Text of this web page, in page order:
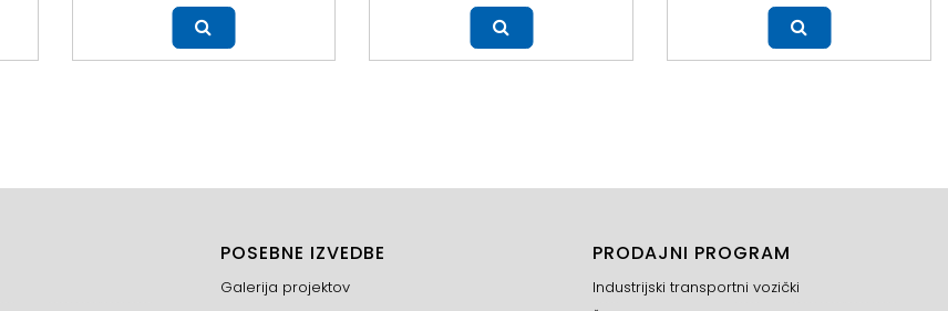
POSEBNE IZVEDBE
Galerija projektov
PRODAJNI PROGRAM
Industrijski transportni vozički